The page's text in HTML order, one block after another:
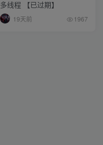
多线程 【已过期】
19天前 1967